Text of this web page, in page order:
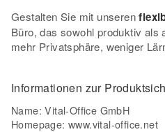
Gestalten Sie mit unseren
Büro, das sowohl produktiv als
mehr Privatsphäre, weniger
Informationen zur
Name: Vital-Office GmbH
Homepage:www.vital-office.net